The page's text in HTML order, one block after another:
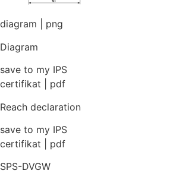
diagram | png
Diagram
save to my IPS
certifikat | pdf
Reach declaration
save to my IPS
certifikat | pdf
SPS-DVGW